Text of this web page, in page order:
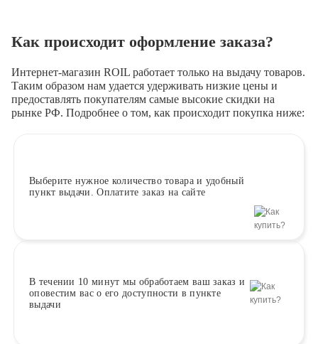
Как происходит оформление заказа?
Интернет-магазин ROIL работает только на выдачу товаров.
Таким образом нам удается удерживать низкие цены и
предоставлять покупателям самые высокие скидки на
рынке РФ. Подробнее о том, как происходит покупка ниже:
Выберите нужное количество товара и удобный
пункт выдачи. Оплатите заказ на сайте
В течении 10 минут мы обработаем ваш заказ и
оповестим вас о его доступности в пункте
выдачи